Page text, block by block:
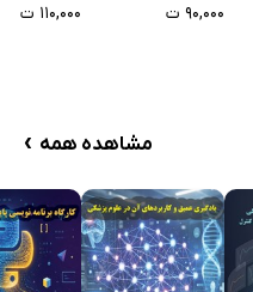
۹۰,۰۰۰ ت
۱۱۰,۰۰۰ ت
مشاهده همه ›